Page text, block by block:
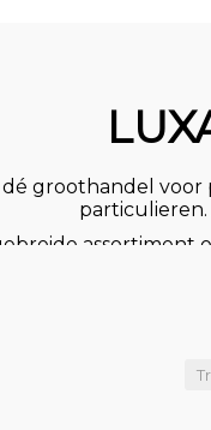
dé groothandel
assortiment
eigen voorraad en